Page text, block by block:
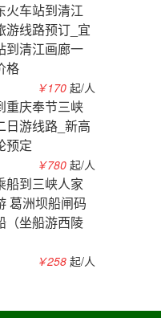
火车站到清江
游线路预订_宜
到清江画廊一
格
￥170起/人
重庆奉节三峡
日游线路_新高
预定
￥780起/人
船到三峡人家
葛洲坝船闸码
（坐船游西陵
￥258起/人